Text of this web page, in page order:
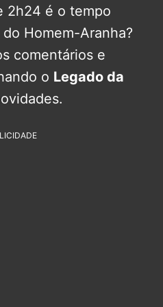
2h24 é o tempo
Homem-Aranha?
comentários e
o Legado da